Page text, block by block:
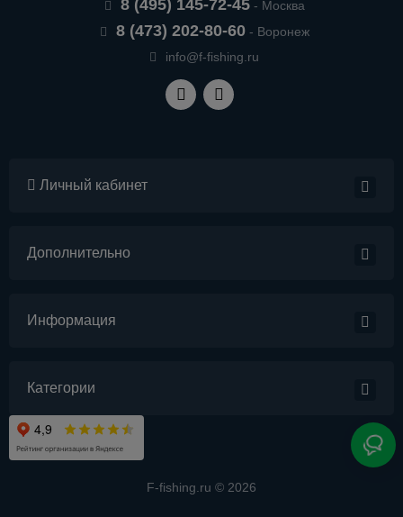
8 (495) 145-72-45- Москва
8 (473) 202-80-60- Воронеж
info@f-fishing.ru
Личный кабинет
Дополнительно
Информация
Категории
F-fishing.ru © 2026